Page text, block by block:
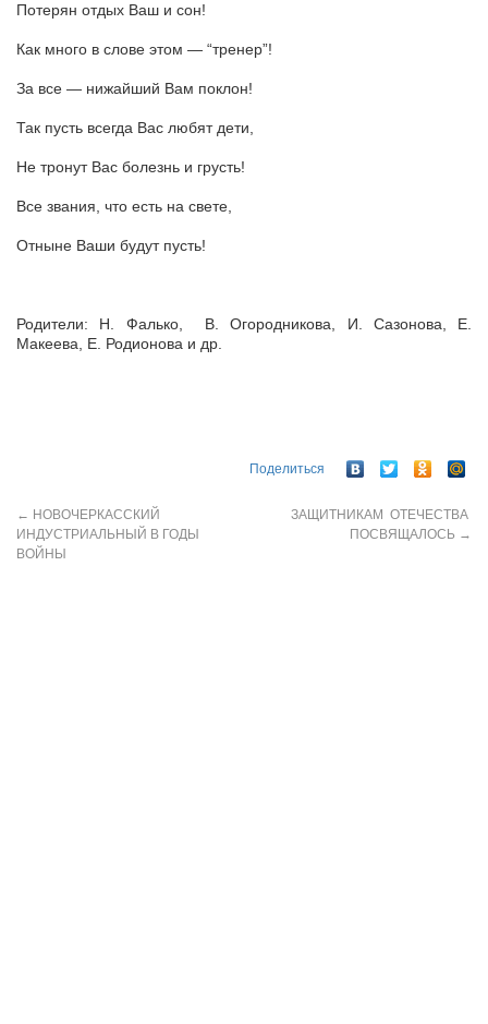
Потерян отдых Ваш и сон!
Как много в слове этом — “тренер”!
За все — нижайший Вам поклон!
Так пусть всегда Вас любят дети,
Не тронут Вас болезнь и грусть!
Все звания, что есть на свете,
Отныне Ваши будут пусть!
Родители: Н. Фалько, В. Огородникова, И. Сазонова, Е.
Макеева, Е. Родионова и др.
Поделиться
← НОВОЧЕРКАССКИЙ
ИНДУСТРИАЛЬНЫЙ В ГОДЫ
ВОЙНЫ
ЗАЩИТНИКАМ ОТЕЧЕСТВА
ПОСВЯЩАЛОСЬ →